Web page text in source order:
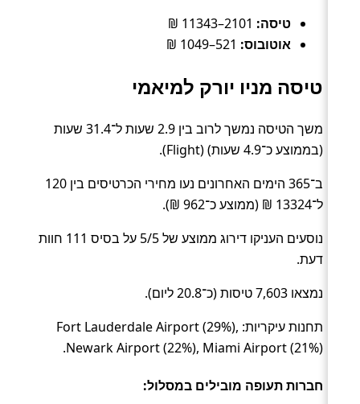
טיסה:
אוטובוס:
טיסה מניו יורק למיאמי
משך הטיסה נמשך לרוב בין 2.9 שעות ל־31.4 שעות
(בממוצע כ־4.9 שעות) (Flight).
ב־365 הימים האחרונים נעו מחירי הכרטיסים בין 120
ל־13324 ₪ (ממוצע כ־962 ₪).
נוסעים העניקו דירוג ממוצע של 5/5 על בסיס 111 חוות
דעת.
נמצאו 7,603 טיסות (כ־20.8 ליום).
תחנות עיקריות: Fort Lauderdale Airport (29%),
Newark Airport (22%), Miami Airport (21%).
חברות תעופה מובילים במסלול: